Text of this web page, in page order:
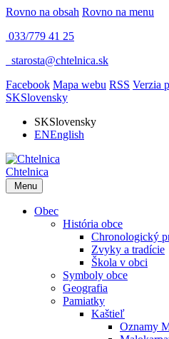
Rovno na obsah Rovno na menu
033/779 41 25
starosta@chtelnica.sk
Facebook Mapa webu RSS Verzia
SKSlovensky
SKSlovensky
ENEnglish
Chtelnica
Menu
Obec
História obce
Chronologický
Zvyky a tradície
Škola v obci
Symboly obce
Geografia
Pamiatky
Kaštieľ
Oznamy